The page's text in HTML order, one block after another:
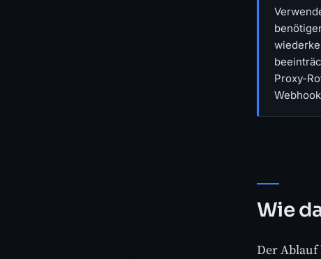
Proxy-
Wie
Der Ablauf